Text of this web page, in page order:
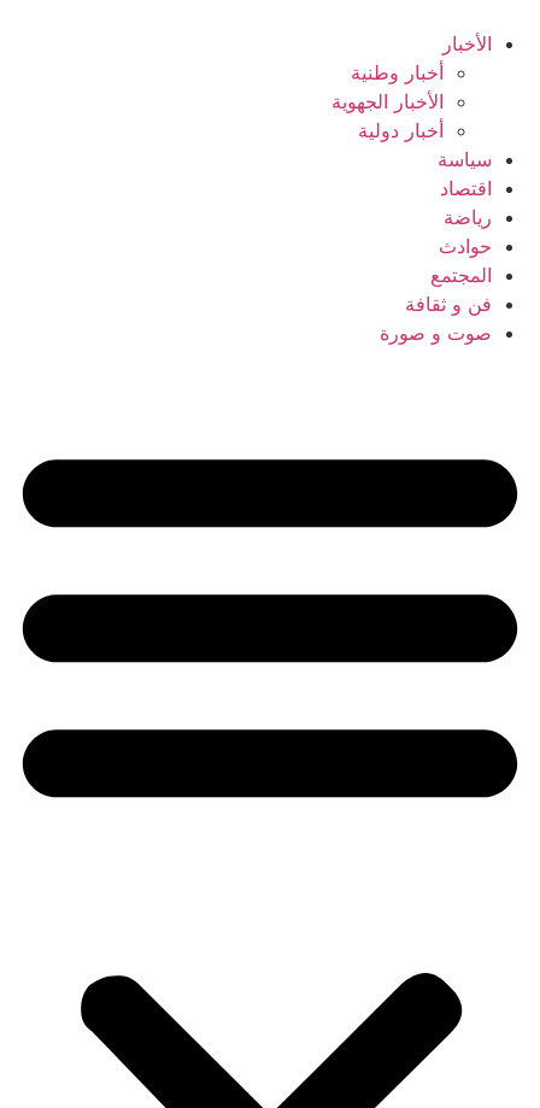
الأخبار
أخبار وطنية
الأخبار الجهوية
أخبار دولية
سياسة
اقتصاد
رياضة
حوادث
المجتمع
فن و ثقافة
صوت و صورة